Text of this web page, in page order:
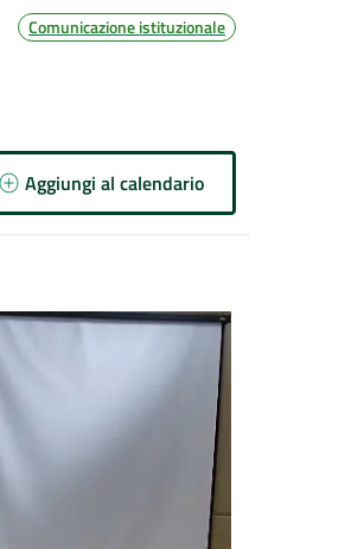
Comunicazione istituzionale
Aggiungi al calendario